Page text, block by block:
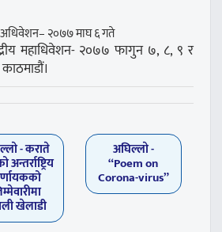
अधिवेशन– २०७७ माघ ६ गते
महाधिवेशन- २०७७ फागुन ७, ८, ९ र
-कराते
खेलाडी
अघिल्लाे -
“Poem on
Corona-virus”